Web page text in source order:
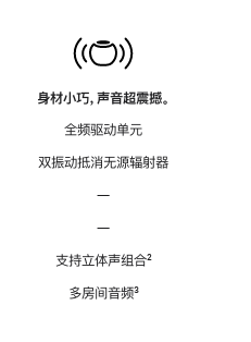
身材小巧，声音超震撼。
全频驱动单元
双振动抵消无源辐射器
—
—
支持立体声组合脚
²
多房间音频脚
³